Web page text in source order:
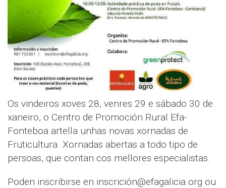
Os vindeiros xoves 28, venres 29 e sábado 30 de
xaneiro, o Centro de Promoción Rural Efa-
Fonteboa artella unhas novas xornadas de
Fruticultura. Xornadas abertas a todo tipo de
persoas, que contan cos mellores especialistas.
Poden inscribirse en inscrición@efagalicia.org ou